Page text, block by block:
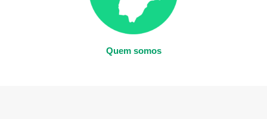
Quem somos